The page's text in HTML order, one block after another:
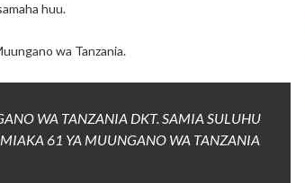
huu.
wa Tanzania.
WA TANZANIA DKT. SAMIA SULUHU
61 YA MUUNGANO WA TANZANIA